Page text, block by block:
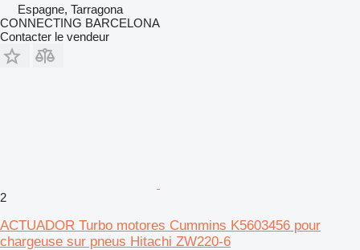
Espagne, Tarragona
CONNECTING BARCELONA
Contacter le vendeur
2
ACTUADOR Turbo motores Cummins K5603456 pour
chargeuse sur pneus Hitachi ZW220-6